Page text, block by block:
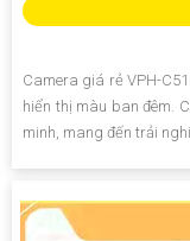
Camera giá rẻ VPH-
hiển thị màu ban đêm.
minh, mang đến trải